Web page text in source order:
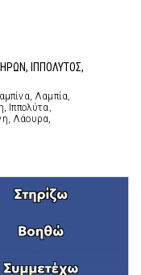
ΙΠΠΟΛΥΤΟΣ,
Λαμπία,
Λάουρα,